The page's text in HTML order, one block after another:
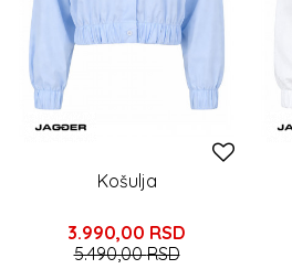
Košulja
3.990,00 RSD
5.490,00RSD